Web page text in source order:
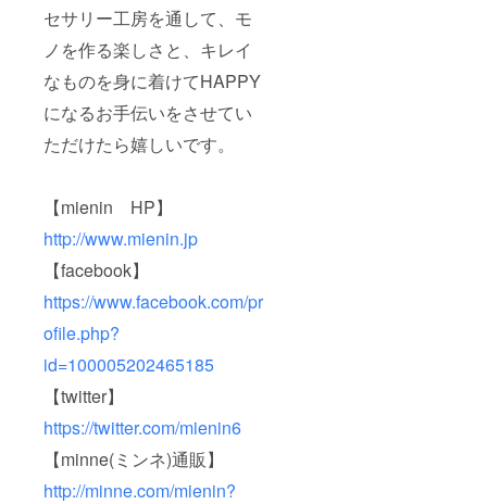
セサリー工房を通して、モ
ノを作る楽しさと、キレイ
なものを身に着けてHAPPY
になるお手伝いをさせてい
ただけたら嬉しいです。
【mienin HP】
http://www.mienin.jp
【facebook】
https://www.facebook.com/pr
ofile.php?
id=100005202465185
【twitter】
https://twitter.com/mienin6
【minne(ミンネ)通販】
http://minne.com/mienin?